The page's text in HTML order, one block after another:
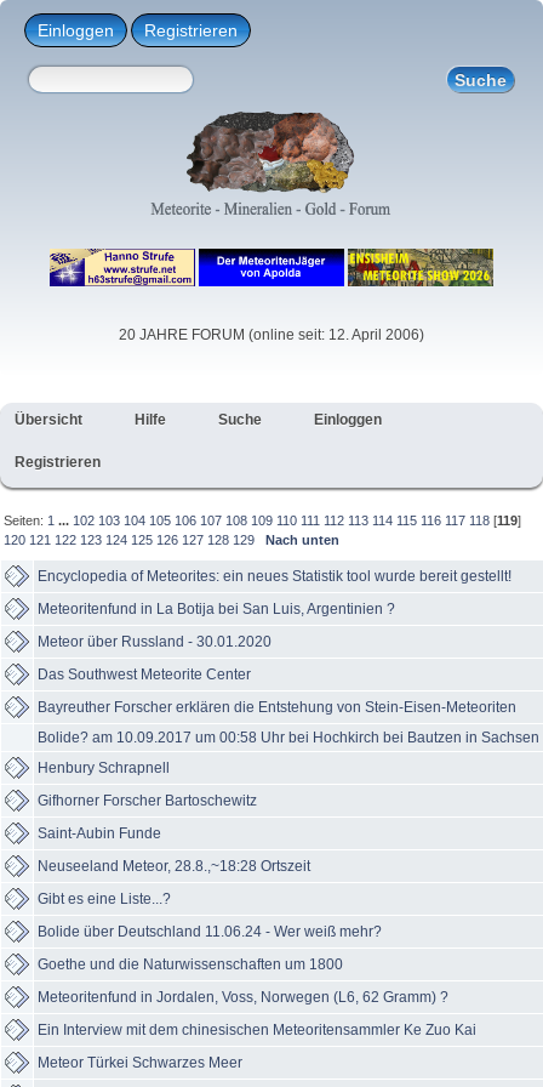
Einloggen Registrieren
20 JAHRE FORUM (online seit: 12. April 2006)
Übersicht Hilfe Suche Einloggen
Registrieren
Seiten: 1 ... 102 103 104 105 106 107 108 109 110 111 112 113 114 115 116 117 118 [119]
120 121 122 123 124 125 126 127 128 129 Nach unten
Encyclopedia of Meteorites: ein neues Statistik tool wurde bereit gestellt!
Meteoritenfund in La Botija bei San Luis, Argentinien ?
Meteor über Russland - 30.01.2020
Das Southwest Meteorite Center
Bayreuther Forscher erklären die Entstehung von Stein-Eisen-Meteoriten
Bolide? am 10.09.2017 um 00:58 Uhr bei Hochkirch bei Bautzen in Sachsen
Henbury Schrapnell
Gifhorner Forscher Bartoschewitz
Saint-Aubin Funde
Neuseeland Meteor, 28.8.,~18:28 Ortszeit
Gibt es eine Liste...?
Bolide über Deutschland 11.06.24 - Wer weiß mehr?
Goethe und die Naturwissenschaften um 1800
Meteoritenfund in Jordalen, Voss, Norwegen (L6, 62 Gramm) ?
Ein Interview mit dem chinesischen Meteoritensammler Ke Zuo Kai
Meteor Türkei Schwarzes Meer